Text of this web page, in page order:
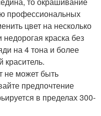
профессиональных
цвет на несколько
краска без
на 4 тона и более
краситель.
не может быть
предпочтение
в пределах 300-